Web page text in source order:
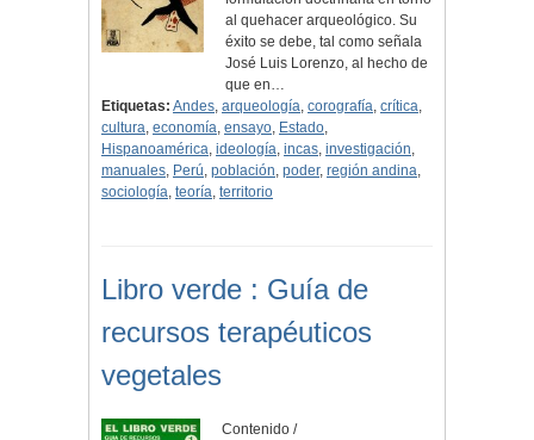
al quehacer arqueológico. Su
éxito se debe, tal como señala
José Luis Lorenzo, al hecho de
que en…
Etiquetas: Andes, arqueología, corografía, crítica,
cultura, economía, ensayo, Estado,
Hispanoamérica, ideología, incas, investigación,
manuales, Perú, población, poder, región andina,
sociología, teoría, territorio
Libro verde : Guía de
recursos terapéuticos
vegetales
Contenido /